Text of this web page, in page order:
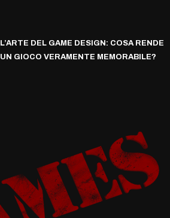
L’ARTE DEL GAME DESIGN: COSA RENDE
UN GIOCO VERAMENTE MEMORABILE?